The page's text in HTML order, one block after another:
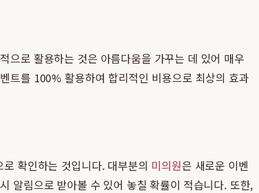
으로 활용하는 것은 아름다움을 가꾸는 데 있어 매우
트를 100% 활용하여 합리적인 비용으로 최상의 효과
확인하는 것입니다. 대부분의 미의원은 새로운 이벤
알림으로 받아볼 수 있어 놓칠 확률이 적습니다. 또한,